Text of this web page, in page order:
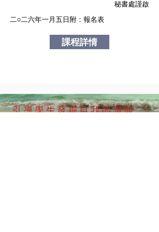
秘書處謹啟
二○二六年一月五日附：報名表
課程詳情
引導學生發掘自我的潛能，